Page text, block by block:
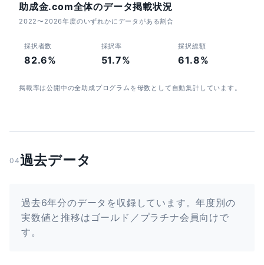
助成金.com全体のデータ掲載状況
2022〜2026年度のいずれかにデータがある割合
採択者数
82.6%
採択率
51.7%
採択総額
61.8%
掲載率は公開中の全助成プログラムを母数として自動集計しています。
04過去データ
過去6年分のデータを収録しています。年度別の
実数値と推移はゴールド／プラチナ会員向けで
す。